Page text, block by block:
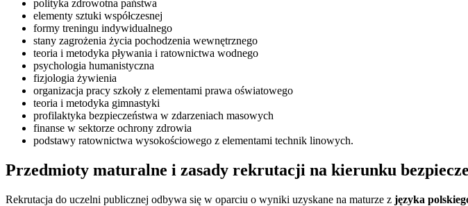
polityka zdrowotna państwa
elementy sztuki współczesnej
formy treningu indywidualnego
stany zagrożenia życia pochodzenia wewnętrznego
teoria i metodyka pływania i ratownictwa wodnego
psychologia humanistyczna
fizjologia żywienia
organizacja pracy szkoły z elementami prawa oświatowego
teoria i metodyka gimnastyki
profilaktyka bezpieczeństwa w zdarzeniach masowych
finanse w sektorze ochrony zdrowia
podstawy ratownictwa wysokościowego z elementami technik linowych.
Przedmioty maturalne i zasady rekrutacji na kierunku
Rekrutacja do uczelni publicznej odbywa się w oparciu o wyniki uzyskane na maturze z języka